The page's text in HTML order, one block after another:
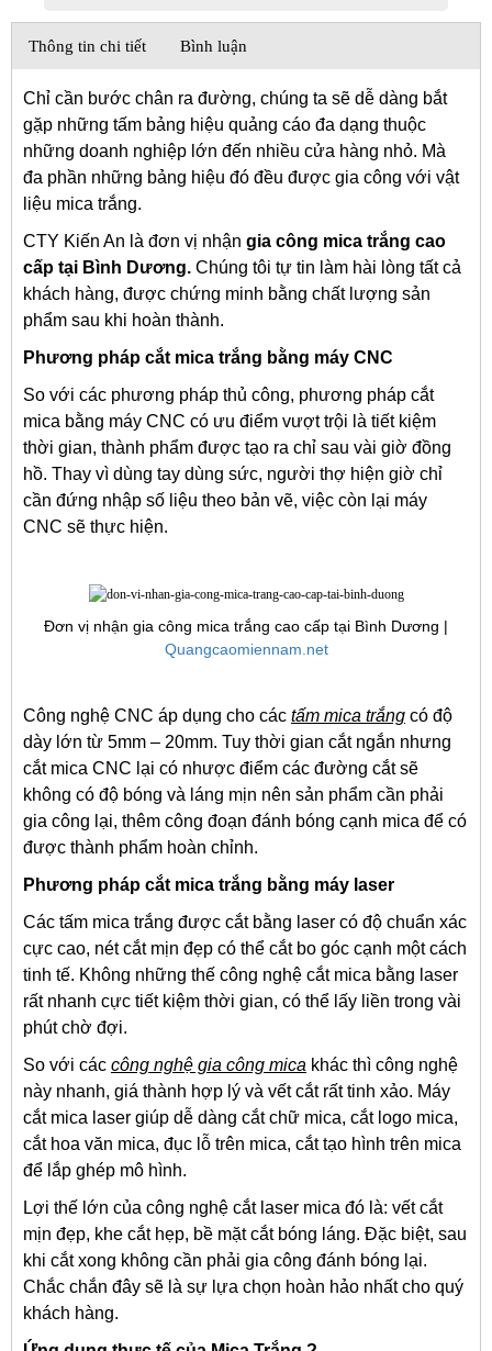
Thông tin chi tiết Bình luận
Chỉ cần bước chân ra đường, chúng ta sẽ dễ dàng bắt
gặp những tấm bảng hiệu quảng cáo đa dạng thuộc
những doanh nghiệp lớn đến nhiều cửa hàng nhỏ. Mà
đa phần những bảng hiệu đó đều được gia công với vật
liệu mica trắng.
CTY Kiến An là đơn vị nhận gia công mica trắng cao
cấp tại Bình Dương. Chúng tôi tự tin làm hài lòng tất cả
khách hàng, được chứng minh bằng chất lượng sản
phẩm sau khi hoàn thành.
Phương pháp cắt mica trắng bằng máy CNC
So với các phương pháp thủ công, phương pháp cắt
mica bằng máy CNC có ưu điểm vượt trội là tiết kiệm
thời gian, thành phẩm được tạo ra chỉ sau vài giờ đồng
hồ. Thay vì dùng tay dùng sức, người thợ hiện giờ chỉ
cần đứng nhập số liệu theo bản vẽ, việc còn lại máy
CNC sẽ thực hiện.
Đơn vị nhận gia công mica trắng cao cấp tại Bình Dương |
Quangcaomiennam.net
Công nghệ CNC áp dụng cho các tấm mica trắng có độ
dày lớn từ 5mm – 20mm. Tuy thời gian cắt ngắn nhưng
cắt mica CNC lại có nhược điểm các đường cắt sẽ
không có độ bóng và láng mịn nên sản phẩm cần phải
gia công lại, thêm công đoạn đánh bóng cạnh mica để có
được thành phẩm hoàn chỉnh.
Phương pháp cắt mica trắng bằng máy laser
Các tấm mica trắng được cắt bằng laser có độ chuẩn xác
cực cao, nét cắt mịn đẹp có thể cắt bo góc cạnh một cách
tinh tế. Không những thế công nghệ cắt mica bằng laser
rất nhanh cực tiết kiệm thời gian, có thể lấy liền trong vài
phút chờ đợi.
So với các công nghệ gia công mica khác thì công nghệ
này nhanh, giá thành hợp lý và vết cắt rất tinh xảo. Máy
cắt mica laser giúp dễ dàng cắt chữ mica, cắt logo mica,
cắt hoa văn mica, đục lỗ trên mica, cắt tạo hình trên mica
để lắp ghép mô hình.
Lợi thế lớn của công nghệ cắt laser mica đó là: vết cắt
mịn đẹp, khe cắt hẹp, bề mặt cắt bóng láng. Đặc biệt, sau
khi cắt xong không cần phải gia công đánh bóng lại.
Chắc chắn đây sẽ là sự lựa chọn hoàn hảo nhất cho quý
khách hàng.